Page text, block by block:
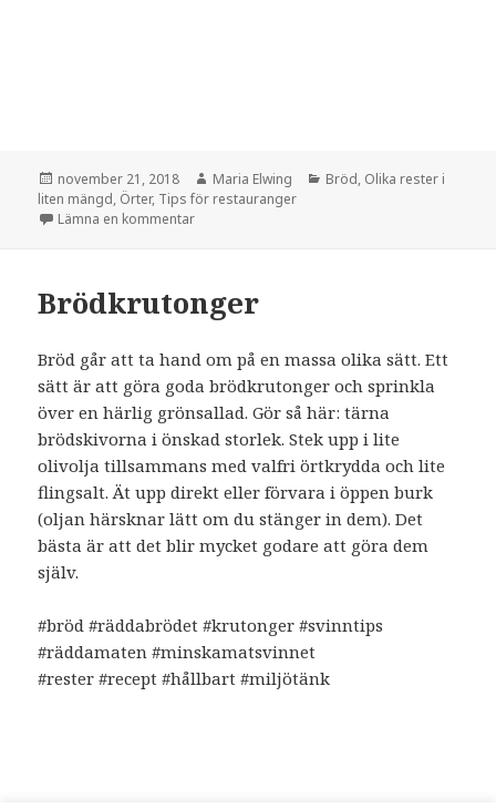
Postat
november 21, 2018 Författare
Maria Elwing Kategorier
Bröd, Olika rester i
liten mängd, Örter, Tips för restauranger
Lämna en kommentartill Formbröd blir snacks
Brödkrutonger
Bröd går att ta hand om på en massa olika sätt. Ett
sätt är att göra goda brödkrutonger och sprinkla
över en härlig grönsallad. Gör så här: tärna
brödskivorna i önskad storlek. Stek upp i lite
olivolja tillsammans med valfri örtkrydda och lite
flingsalt. Ät upp direkt eller förvara i öppen burk
(oljan härsknar lätt om du stänger in dem). Det
bästa är att det blir mycket godare att göra dem
själv.
#bröd #räddabrödet #krutonger #svinntips
#räddamaten #minskamatsvinnet
#rester #recept #hållbart #miljötänk